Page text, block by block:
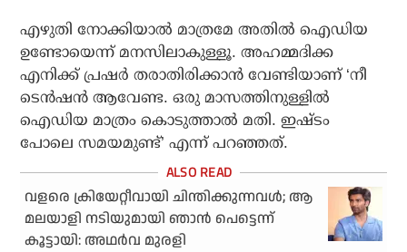
എഴുതി നോക്കിയാല്‍ മാത്രമേ അതില്‍ ഐഡിയ
ഉണ്ടോയെന്ന് മനസിലാകുള്ളൂ. അഹമ്മദിക്ക
എനിക്ക് പ്രഷര്‍ തരാതിരിക്കാന്‍ വേണ്ടിയാണ് ‘നീ
ടെന്‍ഷന്‍ ആവേണ്ട. ഒരു മാസത്തിനുള്ളില്‍
ഐഡിയ മാത്രം കൊടുത്താല്‍ മതി. ഇഷ്ടം
പോലെ സമയമുണ്ട്’ എന്ന് പറഞ്ഞത്.
വളരെ ക്രിയേറ്റീവായി ചിന്തിക്കുന്നവള്‍; ആ
മലയാളി നടിയുമായി ഞാന്‍ പെട്ടെന്ന്
കൂട്ടായി: അഥര്‍വ മുരളി